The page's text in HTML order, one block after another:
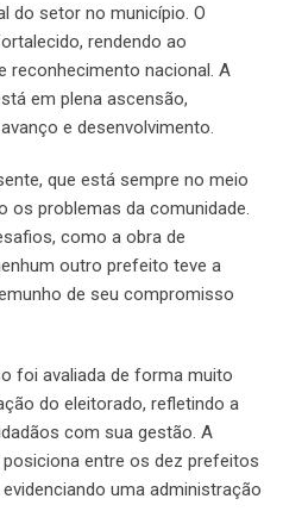
do setor no município. O
rendendo ao
reconhecimento nacional. A
em plena ascensão,
e desenvolvimento.
que está sempre no meio
os problemas da comunidade.
como a obra de
outro prefeito teve a
de seu compromisso
foi avaliada de forma muito
do eleitorado, refletindo a
com sua gestão. A
entre os dez prefeitos
uma administração